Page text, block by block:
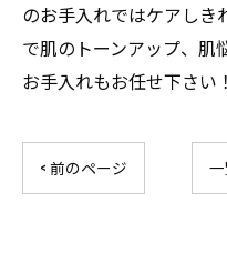
のお手入れではケアしき
で肌のトーンアップ、肌
お手入れもお任せ下さい！
< 前のページ